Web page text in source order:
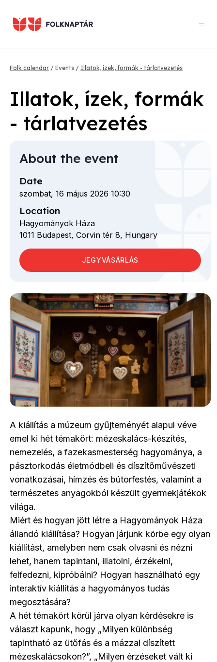
main
content
Breadcrumb
Folk calendar Events Illatok, ízek, formák - tárlatvezetés
Illatok, ízek, formák
- tárlatvezetés
A kiállítás a múzeum gyűjteményét alapul véve
emel ki hét témakört: mézeskalács-készítés,
nemezelés, a fazekasmesterség hagyománya, a
pásztorkodás életmódbeli és díszítőművészeti
vonatkozásai, hímzés és bútorfestés, valamint a
természetes anyagokból készült gyermekjátékok
világa.
Miért és hogyan jött létre a Hagyományok Háza
állandó kiállítása? Hogyan járjunk körbe egy olyan
kiállítást, amelyben nem csak olvasni és nézni
lehet, hanem tapintani, illatolni, érzékelni,
felfedezni, kipróbálni? Hogyan használható egy
interaktív kiállítás a hagyományos tudás
megosztására?
A hét témakört körül járva olyan kérdésekre is
választ kapunk, hogy „Milyen különbség
tapintható az ütőfás és a mázzal díszített
mézeskalácsokon?”, „Milyen érzéseket vált ki
About the event
Date
szombat, 16 május 2026 10:30
Location
Hagyományok Háza
1011 Budapest, Corvin tér 8, Hungary
JEGYVÁSÁRLÁS